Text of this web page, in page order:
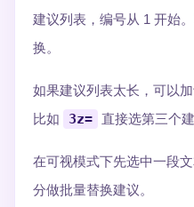
建议列表，编号从 1 开始
换。
如果建议列表太长，可以
比如
3z= 直接选第三个建
在可视模式下先选中一段
分做批量替换建议。